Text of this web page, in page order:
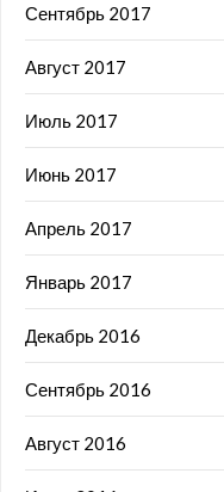
Сентябрь 2017
Август 2017
Июль 2017
Июнь 2017
Апрель 2017
Январь 2017
Декабрь 2016
Сентябрь 2016
Август 2016